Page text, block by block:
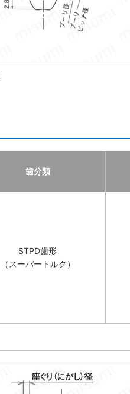
歯分類
STPD歯形
（スーパートルク）